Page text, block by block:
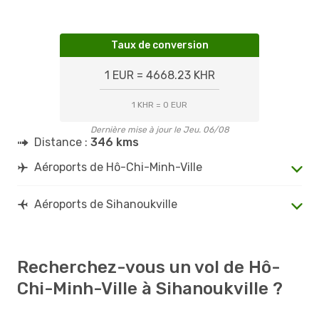
Taux de conversion
1 EUR = 4668.23 KHR
1 KHR = 0 EUR
Dernière mise à jour le Jeu. 06/08
Distance : 346 kms
Aéroports de Hô-Chi-Minh-Ville
Aéroports de Sihanoukville
Recherchez-vous un vol de Hô-
Chi-Minh-Ville à Sihanoukville ?